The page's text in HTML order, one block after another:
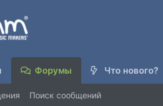
Форумы Что нового?
Поиск сообщений